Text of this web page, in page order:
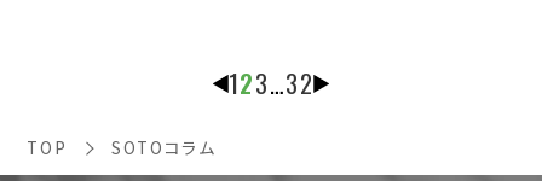
123…32
TOP SOTOコラム